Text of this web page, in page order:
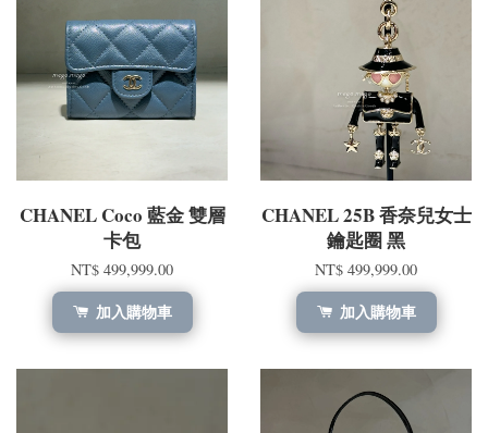
CHANEL Coco 藍金 雙層
卡包
NT$ 499,999.00
加入購物車
CHANEL 25B 香奈兒女士
鑰匙圈 黑
NT$ 499,999.00
加入購物車